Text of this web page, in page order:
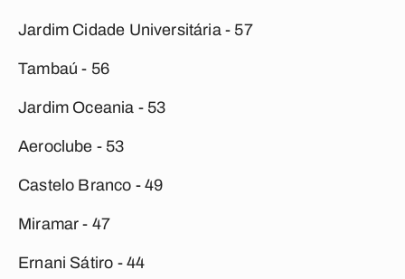
Jardim Cidade Universitária - 57
Tambaú - 56
Jardim Oceania - 53
Aeroclube - 53
Castelo Branco - 49
Miramar - 47
Ernani Sátiro - 44